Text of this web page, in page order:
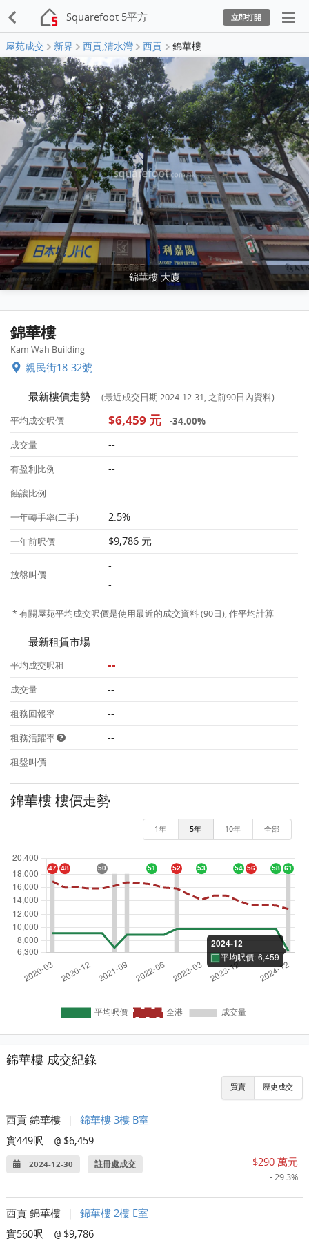
Squarefoot 5平方 立即打開
屋苑成交 新界 西貢,清水灣 西貢 錦華樓
錦華樓 大廈
錦華樓
Kam Wah Building
親民街18-32號
最新樓價走勢
(最近成交日期 2024-12-31, 之前90日內資料)
平均成交呎價
$6,459 元 -34.00%
成交量 --
有盈利比例 --
蝕讓比例 --
一年轉手率(二手) 2.5%
一年前呎價 $9,786 元
放盤叫價
-
-
* 有關屋苑平均成交呎價是使用最近的成交資料 (90日), 作平均計算
最新租賃市場
平均成交呎租 --
成交量 --
租務回報率 --
租務活躍率 --
租盤叫價
錦華樓 樓價走勢
1年 5年 10年 全部
錦華樓 成交紀錄
買賣 歷史成交
西貢 錦華樓
錦華樓 3樓 B室
實449呎
@ $6,459
2024-12-30 註冊處成交 $290 萬元
- 29.3%
西貢 錦華樓
錦華樓 2樓 E室
實560呎
@ $9,786